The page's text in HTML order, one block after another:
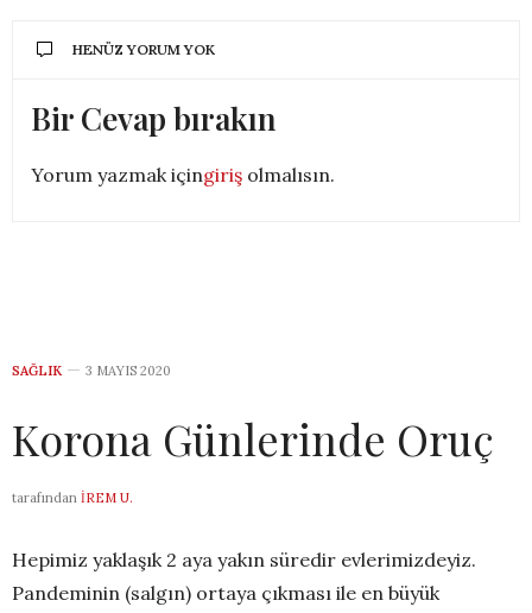
HENÜZ YORUM YOK
Bir Cevap bırakın
Yorum yazmak içingiriş olmalısın.
SAĞLIK 3 MAYIS 2020
Korona Günlerinde Oruç
tarafından İREM U.
Hepimiz yaklaşık 2 aya yakın süredir evlerimizdeyiz.
Pandeminin (salgın) ortaya çıkması ile en büyük